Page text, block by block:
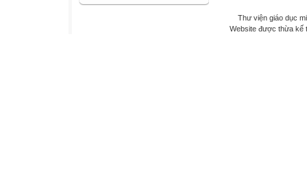
Thư viện giáo dục
Website được thừa kế